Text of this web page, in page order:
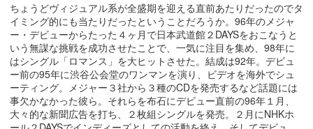
ちょうどヴィジュアル系が全盛期を迎える直前あたりだったのでタ
イミング的にも当たりだったということだろうか。96年のメジャ
ー・デビューからたった４ヶ月で日本武道館２DAYSをおこなうと
いう無謀な挑戦を成功させたことで、一気に注目を集め、98年に
はシングル「ロマンス」を大ヒットさせた。結成は92年。デビュ
ー前の95年に渋谷公会堂のワンマンを演り、ビデオを海外でシュ
ーティング。メジャー３社から３種のCDを発売するなど話題には
事欠かなかった彼ら。それらを布石にデビュー直前の96年１月、
大々的な新聞広告を打ち、２枚組シングルを発売。２月にNHKホ